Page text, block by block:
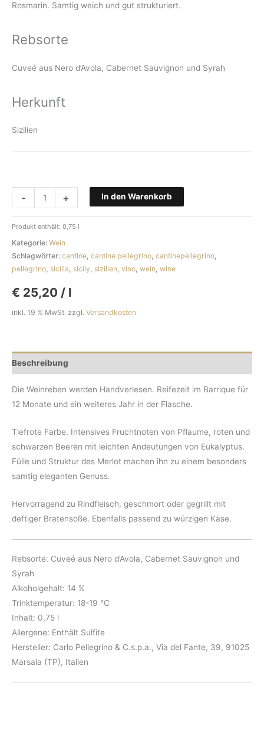
Rosmarin. Samtig weich und gut strukturiert.
Rebsorte
Cuveé aus Nero d’Avola, Cabernet Sauvignon und Syrah
Herkunft
Sizilien
-
Tripudium
Terre
Siciliane
IGT
2014
Menge
+ In den Warenkorb
Produkt enthält: 0,75 l
Kategorie: Wein
Schlagwörter: cantine, cantine pellegrino, cantinepellegrino,
pellegrino, sicilia, sicily, sizilien, vino, wein, wine
€ 25,20 / l
inkl. 19 % MwSt. zzgl. Versandkosten
Beschreibung
Die Weinreben werden Handverlesen. Reifezeit im Barrique für
12 Monate und ein weiteres Jahr in der Flasche.
Tiefrote Farbe. Intensives Fruchtnoten von Pflaume, roten und
schwarzen Beeren mit leichten Andeutungen von Eukalyptus.
Fülle und Struktur des Merlot machen ihn zu einem besonders
samtig eleganten Genuss.
Hervorragend zu Rindfleisch, geschmort oder gegrillt mit
deftiger Bratensoße. Ebenfalls passend zu würzigen Käse.
Rebsorte: Cuveé aus Nero d’Avola, Cabernet Sauvignon und
Syrah
Alkoholgehalt: 14 %
Trinktemperatur: 18-19 °C
Inhalt: 0,75 l
Allergene: Enthält Sulfite
Hersteller: Carlo Pellegrino & C.s.p.a., Via del Fante, 39, 91025
Marsala (TP), Italien